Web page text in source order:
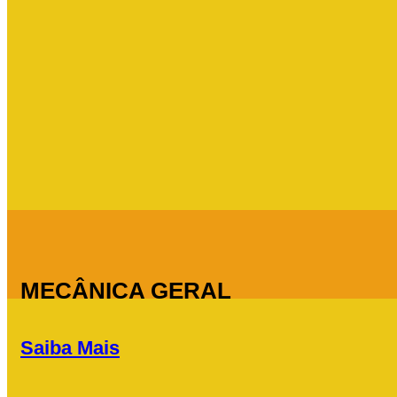
MECÂNICA GERAL
Saiba Mais